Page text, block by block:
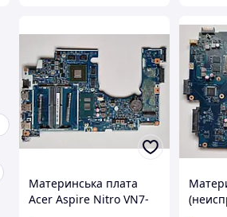
Материнська плата
Acer Aspire Nitro VN7-